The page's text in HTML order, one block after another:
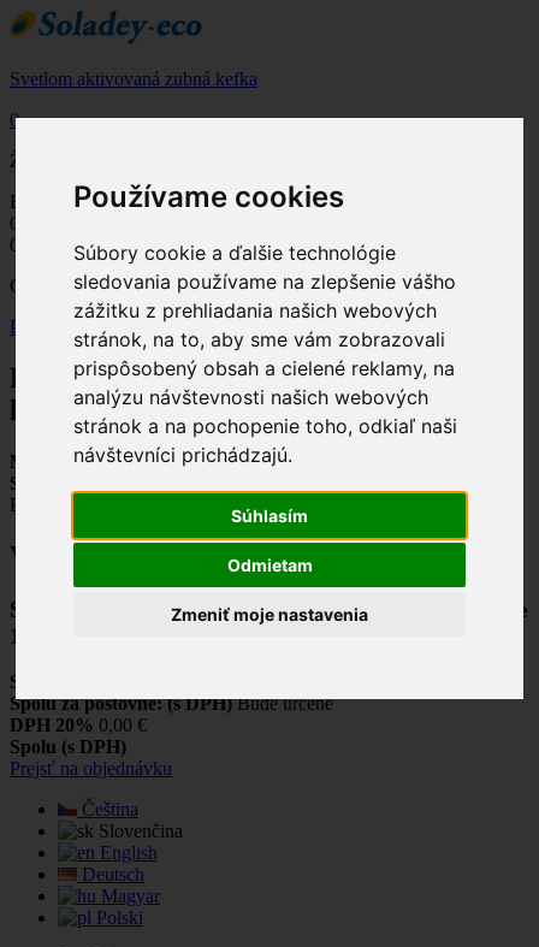
Používame cookies
Súbory cookie a ďalšie technológie
sledovania používame na zlepšenie vášho
zážitku z prehliadania našich webových
stránok, na to, aby sme vám zobrazovali
prispôsobený obsah a cielené reklamy, na
analýzu návštevnosti našich webových
stránok a na pochopenie toho, odkiaľ naši
návštevníci prichádzajú.
Súhlasím
Odmietam
Zmeniť moje nastavenia
Svetlom aktivovaná zubná kefka
0
Žiadne produkty
Bude určenéPoštovné
0,00 €
0,00 €
Spolu
Ceny s DPH
Pokladňa
Produkt bol úspešne pridaný do vášho
košíku
Množstvo
Spolu
Pokračovať v nákupe
Váš nákupný košík
Spolu máte v košíku0ks tovaruVo vašom košíku je
1 produkt.
Spolu za produkty: (s DPH)
Spolu za poštovné: (s DPH)Bude určené
DPH 20% 0,00 €
Spolu (s DPH)
Prejsť na objednávku
Čeština
Slovenčina
English
Deutsch
Magyar
Polski